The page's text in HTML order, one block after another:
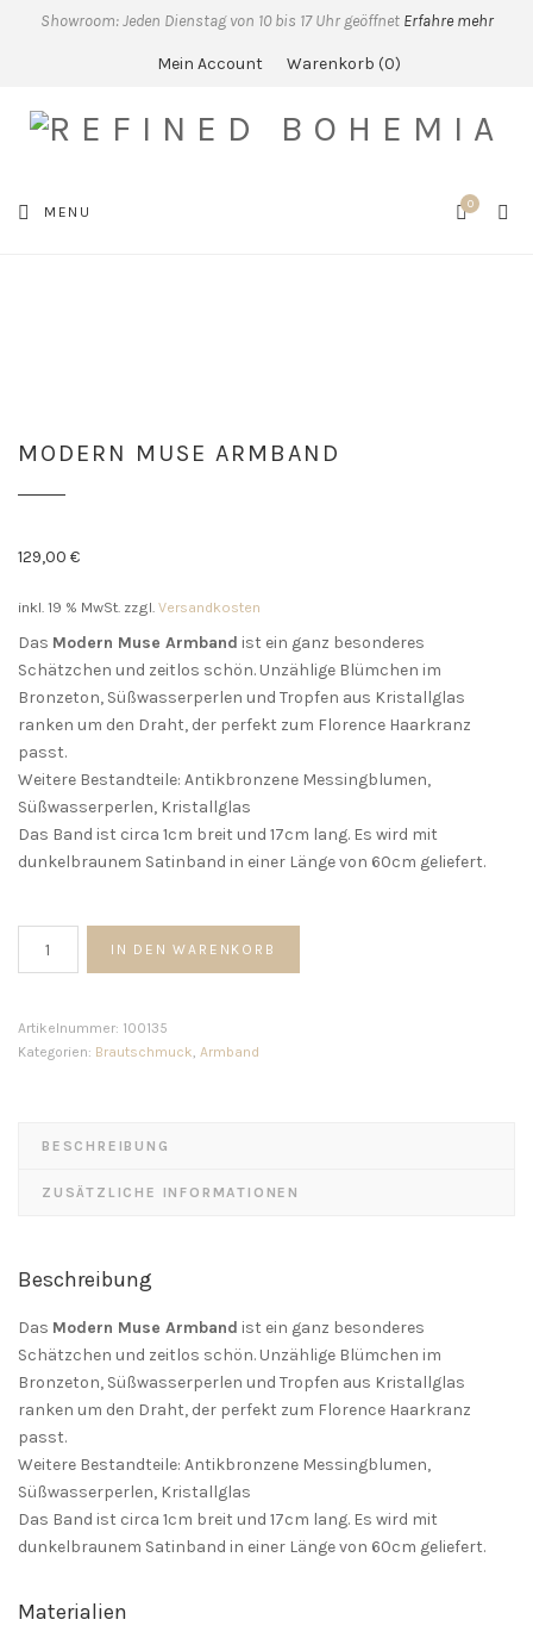
Showroom: Jeden Dienstag von 10 bis 17 Uhr geöffnet Erfahre mehr
Mein Account Warenkorb 0
MENU 0
MODERN MUSE ARMBAND
129,00 €
inkl. 19 % MwSt. zzgl. Versandkosten
Das Modern Muse Armband ist ein ganz besonderes
Schätzchen und zeitlos schön. Unzählige Blümchen im
Bronzeton, Süßwasserperlen und Tropfen aus Kristallglas
ranken um den Draht, der perfekt zum Florence Haarkranz
passt.
Weitere Bestandteile: Antikbronzene Messingblumen,
Süßwasserperlen, Kristallglas
Das Band ist circa 1cm breit und 17cm lang. Es wird mit
dunkelbraunem Satinband in einer Länge von 60cm geliefert.
Menge
IN DEN WARENKORB
Artikelnummer: 100135
Kategorien: Brautschmuck, Armband
BESCHREIBUNG
ZUSÄTZLICHE INFORMATIONEN
Beschreibung
Das Modern Muse Armband ist ein ganz besonderes
Schätzchen und zeitlos schön. Unzählige Blümchen im
Bronzeton, Süßwasserperlen und Tropfen aus Kristallglas
ranken um den Draht, der perfekt zum Florence Haarkranz
passt.
Weitere Bestandteile: Antikbronzene Messingblumen,
Süßwasserperlen, Kristallglas
Das Band ist circa 1cm breit und 17cm lang. Es wird mit
dunkelbraunem Satinband in einer Länge von 60cm geliefert.
Materialien